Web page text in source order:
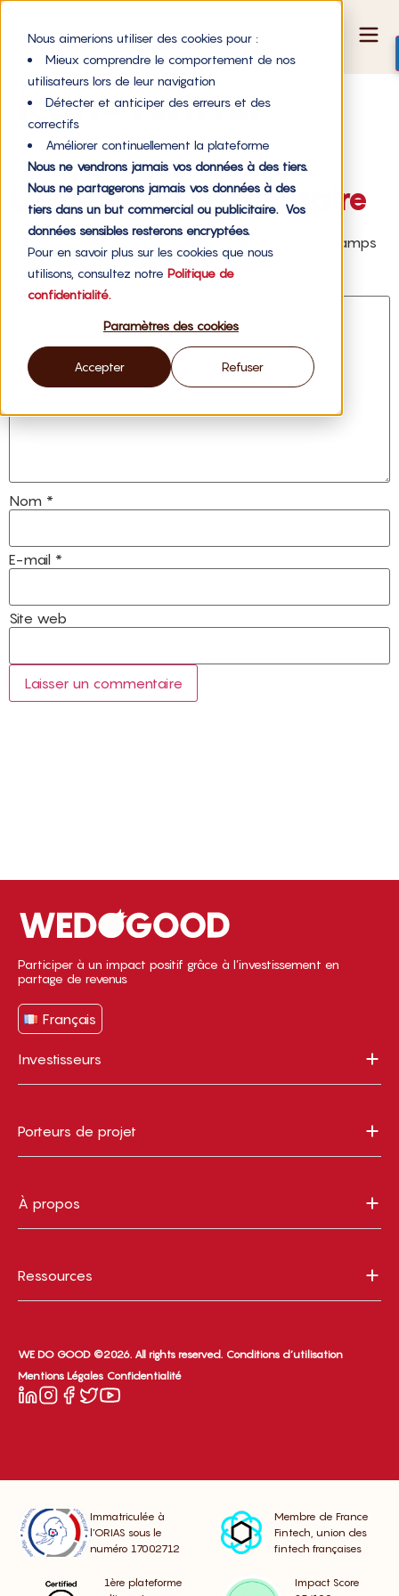
Nous aimerions utiliser des cookies pour :
Mieux comprendre le comportement de nos
utilisateurs lors de leur navigation
Détecter et anticiper des erreurs et des
correctifs
Améliorer continuellement la plateforme
Nous ne vendrons jamais vos données à des tiers.
Nous ne partagerons jamais vos données à des
tiers dans un but commercial ou publicitaire. Vos
données sensibles resterons encryptées.
Pour en savoir plus sur les cookies que nous
utilisons, consultez notre Politique de
confidentialité.
Paramètres des cookies
Accepter Refuser
icon-twitter
Laisser un commentaire
Votre adresse e-mail ne sera pas publiée.
Les champs
obligatoires sont indiqués avec
*
Commentaire*
Nom *
E-mail *
Site web
Participer à un impact positif grâce à l’investissement en
partage de revenus
Français
Investisseurs
Porteurs de projet
À propos
Ressources
WE DO GOOD ©2026. All rights reserved. Conditions d’utilisation
Mentions Légales Confidentialité
Immatriculée à
l’ORIAS sous le
numéro 17002712
Membre de France
Fintech, union des
fintech françaises
1ère plateforme
Impact Score